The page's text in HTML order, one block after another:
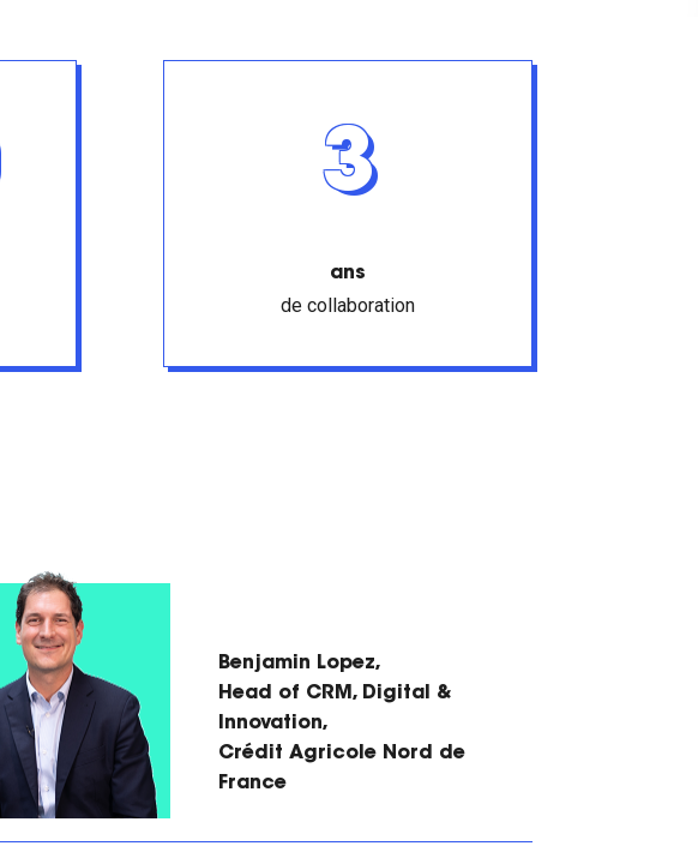
3
ans
de collaboration
Benjamin Lopez,
Head of CRM, Digital &
Innovation,
Crédit Agricole Nord de
France